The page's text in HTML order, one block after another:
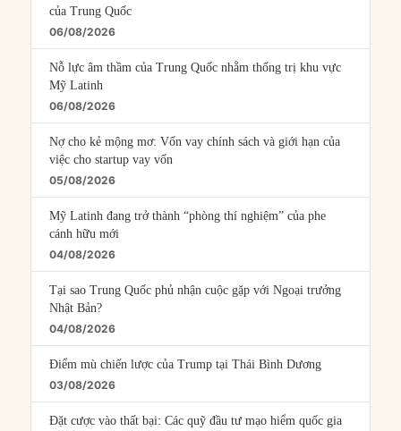
của Trung Quốc
06/08/2026
Nỗ lực âm thầm của Trung Quốc nhằm thống trị khu vực
Mỹ Latinh
06/08/2026
Nợ cho kẻ mộng mơ: Vốn vay chính sách và giới hạn của
việc cho startup vay vốn
05/08/2026
Mỹ Latinh đang trở thành “phòng thí nghiệm” của phe
cánh hữu mới
04/08/2026
Tại sao Trung Quốc phủ nhận cuộc gặp với Ngoại trưởng
Nhật Bản?
04/08/2026
Điểm mù chiến lược của Trump tại Thái Bình Dương
03/08/2026
Đặt cược vào thất bại: Các quỹ đầu tư mạo hiểm quốc gia